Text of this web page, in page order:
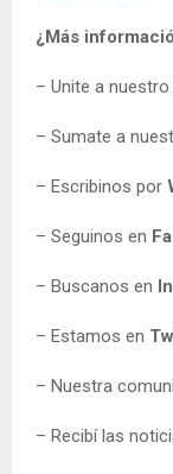
¿Más
– Unite a
– Sumate a
– Escribinos por
– Seguinos en
– Buscanos en
– Estamos en
– Nuestra
– Recibí las